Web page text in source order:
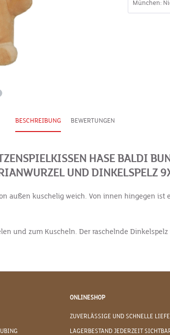
BESCHREIBUNG BEWERTUNGEN
HASE BALDI
UND DINKELSPELZ
außen kuschelig weich. Von innen hingegen
und zum Kuscheln. Der raschelnde
ONLINESHOP
ZUVERLÄSSIGE UND SCHNELLE
LAGERBESTAND JEDERZEIT